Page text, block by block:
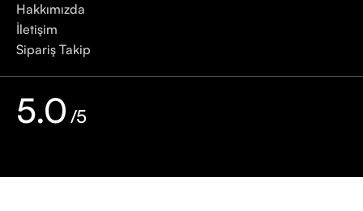
Hakkımızda
İletişim
Sipariş Takip
5.0 /5